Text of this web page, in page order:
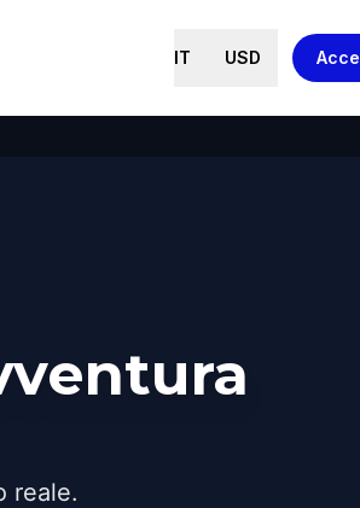
IT USD
reale.